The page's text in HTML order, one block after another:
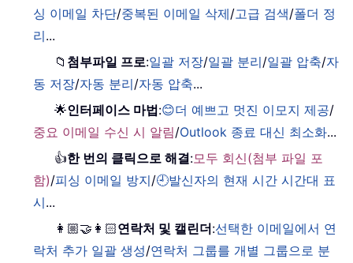
싱 이메일 차단/중복된 이메일 삭제/고급 검색/폴더 정
리...
📁 첨부파일 프로:일괄 저장/일괄 분리/일괄 압축/자
동 저장/자동 분리/자동 압축...
🌟인터페이스 마법:😊더 예쁘고 멋진 이모지 제공/
중요 이메일 수신 시 알림/Outlook 종료 대신 최소화...
👍한 번의 클릭으로 해결:모두 회신(첨부 파일 포
함)/피싱 이메일 방지/🕘발신자의 현재 시간 시간대 표
시...
👩🏼‍🤝‍👩🏻연락처 및 캘린더:선택한 이메일에서 연
락처 추가 일괄 생성/연락처 그룹를 개별 그룹으로 분